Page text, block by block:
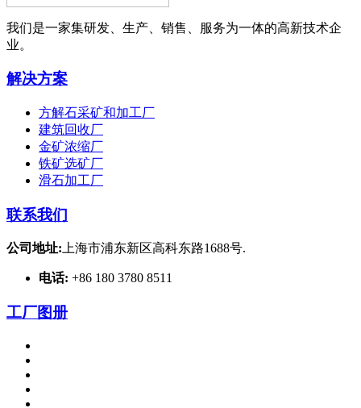
我们是一家集研发、生产、销售、服务为一体的高新技术企
业。
解决方案
方解石采矿和加工厂
建筑回收厂
金矿浓缩厂
铁矿选矿厂
滑石加工厂
联系我们
公司地址:上海市浦东新区高科东路1688号.
电话: +86 180 3780 8511
工厂图册